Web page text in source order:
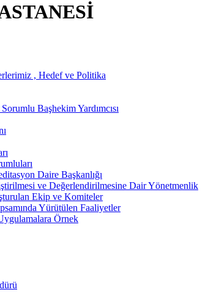
, Hedef ve Politika
Başhekim Yardımcısı
Daire Başkanlığı
ve Değerlendirilmesine Dair Yönetmenlik
Ekip ve Komiteler
Yürütülen Faaliyetler
Örnek